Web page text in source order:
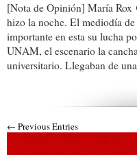
[Nota de Opinión] María Rox
hizo la noche. El mediodía
importante en esta su lucha
UNAM, el escenario la
universitario. Llegaban de
← Previous Entries